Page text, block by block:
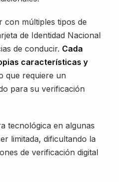
con múltiples tipos de
de Identidad Nacional
de conducir. Cada
características y
que requiere un
para su verificación
tecnológica en algunas
limitada, dificultando la
de verificación digital